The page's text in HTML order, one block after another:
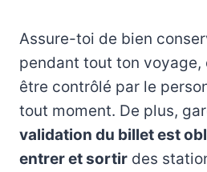
Assure-toi de bien
pendant tout ton voyage,
être contrôlé par le
tout moment. De plus,
validation du billet est
entrer et sortir des